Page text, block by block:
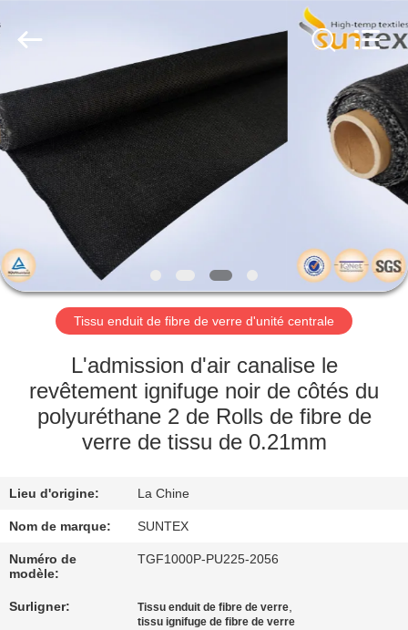
À
LA
MAISON
PRODUITS
À
PROPOS
NOUS
VISITE
CONTRÔLE
DE
LA
2026
Suntex
Composite
Rights
Reserved.
Tissu enduit de fibre de verre d'unité centrale
L'admission d'air canalise le
revêtement ignifuge noir de côtés du
polyuréthane 2 de Rolls de fibre de
verre de tissu de 0.21mm
Lieu d'origine: La Chine
Nom de marque: SUNTEX
Numéro de
modèle:
TGF1000P-PU225-2056
Surligner: Tissu enduit de fibre de verre,
tissu ignifuge de fibre de verre